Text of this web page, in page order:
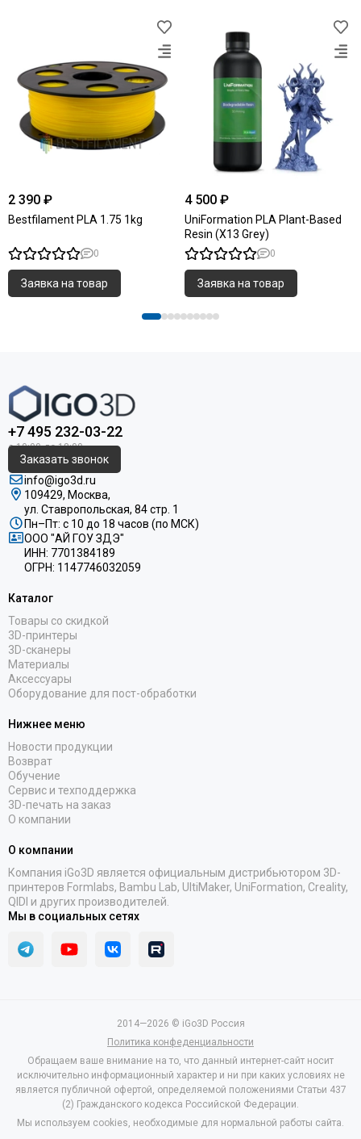
2 390 ₽
Bestfilament PLA 1.75 1kg
0
Заявка на товар
4 500 ₽
UniFormation PLA Plant-Based
Resin (X13 Grey)
0
Заявка на товар
+7 495 232-03-22
Заказать звонок
info@igo3d.ru
109429, Москва,
ул. Ставропольская, 84 стр. 1
Пн–Пт: с 10 до 18 часов (по МСК)
ООО "АЙ ГОУ ЗДЭ"
ИНН: 7701384189
ОГРН: 1147746032059
Каталог
Товары со скидкой
3D-принтеры
3D-сканеры
Материалы
Аксессуары
Оборудование для пост-обработки
Нижнее меню
Новости продукции
Возврат
Обучение
Сервис и техподдержка
3D-печать на заказ
О компании
О компании
Компания iGo3D является официальным дистрибьютором 3D-
принтеров Formlabs, Bambu Lab, UltiMaker, UniFormation, Creality,
QIDI и других производителей.
Мы в социальных сетях
2014—2026 © iGo3D Россия
Политика конфеденциальности
Обращаем ваше внимание на то, что данный интернет-сайт носит
исключительно информационный характер и ни при каких условиях не
является публичной офертой, определяемой положениями Статьи 437
(2) Гражданского кодекса Российской Федерации.
Мы используем cookies, необходимые для нормальной работы сайта.